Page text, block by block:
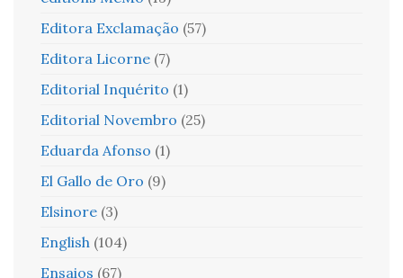
Editora Exclamação (57)
Editora Licorne (7)
Editorial Inquérito (1)
Editorial Novembro (25)
Eduarda Afonso (1)
El Gallo de Oro (9)
Elsinore (3)
English (104)
Ensaios (67)